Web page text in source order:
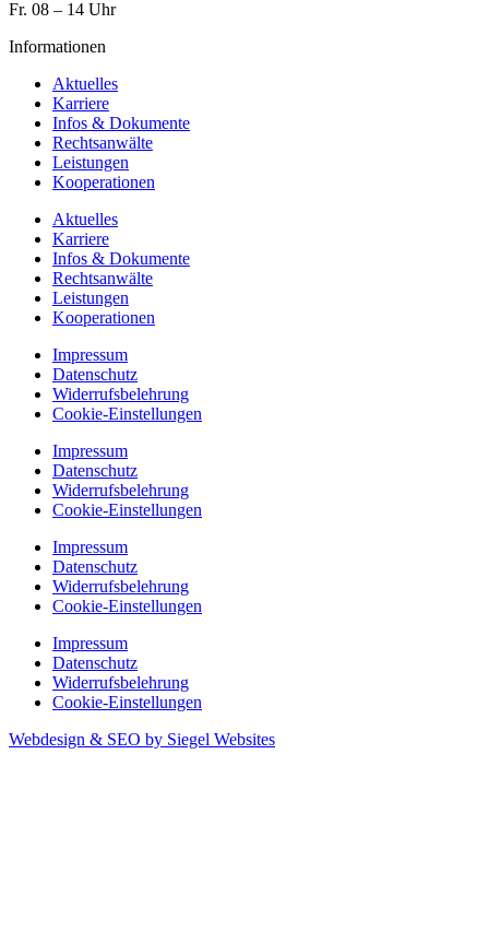
Fr. 08 – 14 Uhr
Informationen
Aktuelles
Karriere
Infos & Dokumente
Rechtsanwälte
Leistungen
Kooperationen
Aktuelles
Karriere
Infos & Dokumente
Rechtsanwälte
Leistungen
Kooperationen
Impressum
Datenschutz
Widerrufsbelehrung
Cookie-Einstellungen
Impressum
Datenschutz
Widerrufsbelehrung
Cookie-Einstellungen
Impressum
Datenschutz
Widerrufsbelehrung
Cookie-Einstellungen
Impressum
Datenschutz
Widerrufsbelehrung
Cookie-Einstellungen
Webdesign & SEO by Siegel Websites